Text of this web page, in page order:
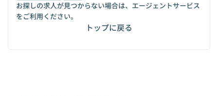
お探しの求人が見つからない場合は、エージェントサービス
をご利用ください。
トップに戻る